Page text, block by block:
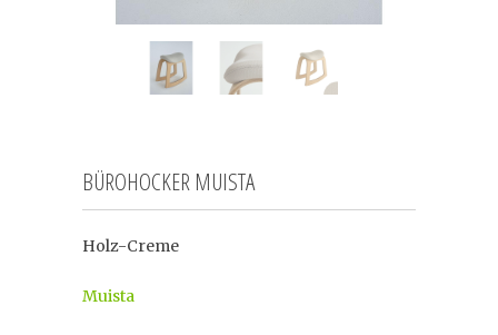
BÜROHOCKER MUISTA
Holz-Creme
Muista